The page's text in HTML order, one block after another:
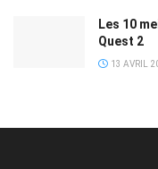
Les 10
Quest 2
13 AVRIL